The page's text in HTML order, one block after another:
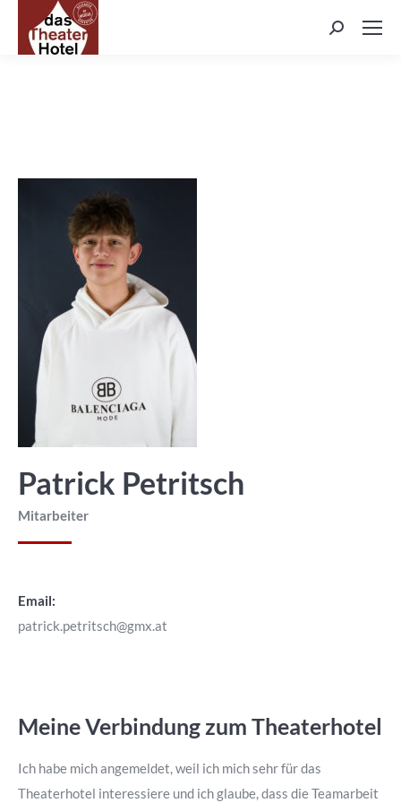
Search:
Patrick Petritsch
Mitarbeiter
Email:
patrick.petritsch@gmx.at
Meine Verbindung zum Theaterhotel
Ich habe mich angemeldet, weil ich mich sehr für das
Theaterhotel interessiere und ich glaube, dass die Teamarbeit